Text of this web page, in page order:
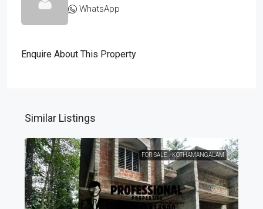
WhatsApp
Enquire About This Property
Similar Listings
FOR SALE KOTHAMANGALAM